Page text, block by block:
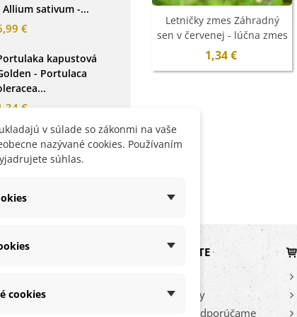
Allium sativum -...
€
kapustová
- Portulaca
€
Rukola siata Viktoria -
vesicaria -...
cibuľoviny - 3 ks
2,07 €
Gloxínia Mont Blanc -
Sinningia - cibuľoviny
Nezábudka alpínska
modrá - Myosotis
Letničky zmes Záhradný
sen v červenej - lúčna zmes
- 0,9 g - ukončený
1,34 €
osobných údajov
HĽADÁTE
Novinky
Teraz odporúčame
v súlade so zákonmi na vaše
nazývané cookies. Používaním
súhlas.
cookies